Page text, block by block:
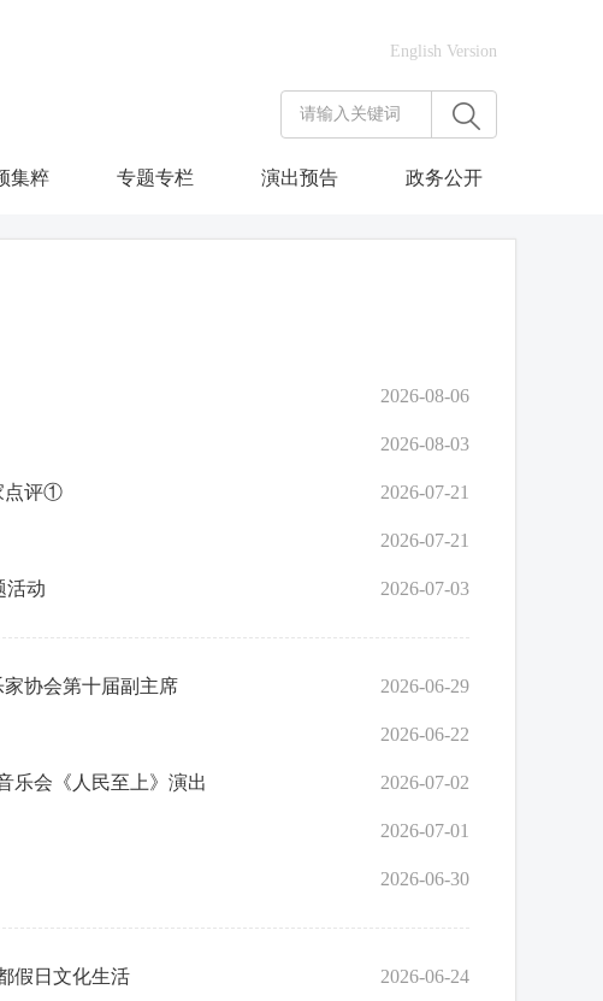
English Version
集粹 专题专栏 演出预告 政务公开
2026-08-06
2026-08-03
点评① 2026-07-21
2026-07-21
活动 2026-07-03
协会第十届副主席 2026-06-29
2026-06-22
乐会《人民至上》演出 2026-07-02
2026-07-01
2026-06-30
假日文化生活 2026-06-24